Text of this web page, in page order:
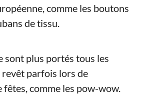
comme les boutons
de tissu.
sont plus portés tous les
revêt parfois lors de
fêtes, comme les pow-wow.